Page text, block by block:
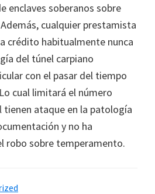
enclaves soberanos sobre
cualquier prestamista
crédito habitualmente nunca
del túnel carpiano
con el pasar del tiempo
cual limitará el número
tienen ataque en la patologí­a
y no ha
robo sobre temperamento.